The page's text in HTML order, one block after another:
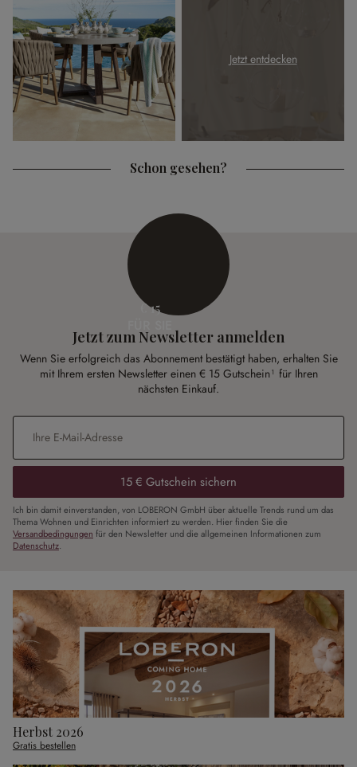
Jetzt entdecken
Schon gesehen?
€ 15
Jetzt zum Newsletter anmelden
Wenn Sie erfolgreich das Abonnement bestätigt haben, erhalten Sie
mit Ihrem ersten Newsletter einen € 15 Gutschein¹ für Ihren
nächsten Einkauf.
E-Mail-Adresse*
15 € Gutschein sichern
Ich bin damit einverstanden, von LOBERON GmbH über aktuelle Trends rund um das
Thema Wohnen und Einrichten informiert zu werden. Hier finden Sie die
Versandbedingungen für den Newsletter und die allgemeinen Informationen zum
Datenschutz.
Herbst 2026
Gratis bestellen